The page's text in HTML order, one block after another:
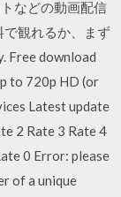
などの動画配信
観れるか、まず
Free download
to 720p HD (or
Latest update
2 Rate 3 Rate 4
0 Error: please
of a unique